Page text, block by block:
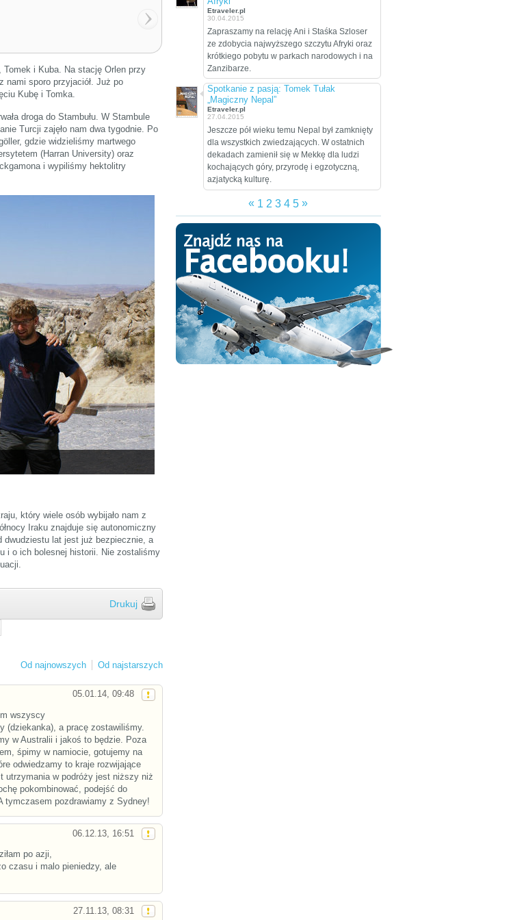
i Kuba. Na stację Orlen przy
nami sporo przyjaciół. Już po
Kubę i Tomka.
droga do Stambułu. W Stambule
Turcji zajęło nam dwa tygodnie. Po
gdzie widzieliśmy martwego
(Harran University) oraz
i wypiliśmy hektolitry
który wiele osób wybijało nam z
Iraku znajduje się autonomiczny
dwudziestu lat jest już bezpiecznie, a
i o ich bolesnej historii. Nie zostaliśmy
Drukuj
Od najnowszych Od najstarszych
05.01.14, 09:48
wszyscy
(dziekanka), a pracę zostawiliśmy.
w Australii i jakoś to będzie. Poza
śpimy w namiocie, gotujemy na
odwiedzamy to kraje rozwijające
utrzymania w podróży jest niższy niż
pokombinować, podejść do
tymczasem pozdrawiamy z Sydney!
06.12.13, 16:51
po azji,
czasu i malo pieniedzy, ale
27.11.13, 08:31
zamierzają przejechać
wzdłuż i wszerz w
trakcie dwumiesięcznej
Etraveler.pl
30.04.2015
Zapraszamy na relację Ani i Staśka Szloser
ze zdobycia najwyższego szczytu Afryki oraz
krótkiego pobytu w parkach narodowych i na
Zanzibarze.
Spotkanie z pasją: Tomek Tułak
„Magiczny Nepal”
Etraveler.pl
27.04.2015
Jeszcze pół wieku temu Nepal był zamknięty
dla wszystkich zwiedzających. W ostatnich
dekadach zamienił się w Mekkę dla ludzi
kochających góry, przyrodę i egzotyczną,
azjatycką kulturę.
« 1 2 3 4 5 »